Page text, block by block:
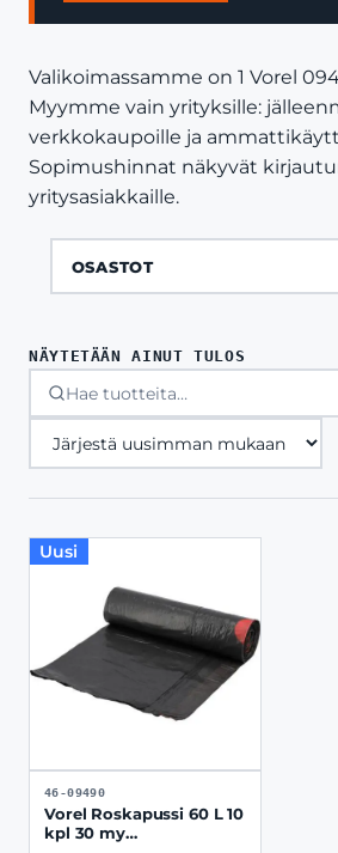
Valikoimassamme on 1 Vorel
Myymme vain yrityksille:
verkkokaupoille ja
Sopimushinnat näkyvät
yritysasiakkaille.
OSASTOT
NÄYTETÄÄN AINUT TULOS
Uusi
46-09490
Vorel Roskapussi 60 L 10
kpl 30 my